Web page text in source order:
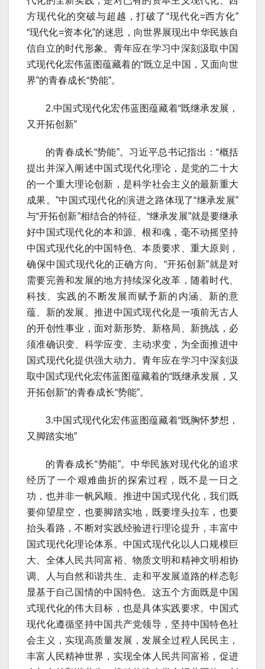
方现代化的突破与超越，打破了“现代化=西方化”
“现代化=资本化”的迷思，向世界展现出中华民族自
信自立的时代形象。青年应在学习中深刻汲取中国
式现代化宏伟蓝图蕴藏着的“既立足中国，又面向世
界”的青春成长“势能”。
2.中国式现代化宏伟蓝图蕴藏着“既继承发展，
又开拓创新”
的青春成长“势能”。习近平总书记指出：“概括
提出并深入阐述中国式现代化理论，是党的二十大
的一个重大理论创新，是科学社会主义的最新重大
成果。”中国式现代化的演进之路体现了“继承发展”
与“开拓创新”相结合的特征。“继承发展”就是要继承
好中国式现代化的本和源、根和魂，毫不动摇坚持
中国式现代化的中国特色、本质要求、重大原则，
确保中国式现代化的正确方向。“开拓创新”就是对
需要完善和发展的地方持续深化改革，随着时代、
科技、实践的不断发展而赋予新的内涵、新的意
蕴、新的发展。推进中国式现代化是一项前无古人
的开创性事业，面对新形势、新格局、新挑战，必
须准确识变、科学应变、主动求变，为全面推进中
国式现代化提供强大动力。青年应在学习中深刻汲
取中国式现代化宏伟蓝图蕴藏着的“既继承发展，又
开拓创新”的青春成长“势能”。
3.中国式现代化宏伟蓝图蕴藏着“既胸怀梦想，
又脚踏实地”
的青春成长“势能”。中华民族对现代化的追求
经历了一个艰难曲折的探索过程，既不是一日之
功，也并非一帆风顺。推进中国式现代化，我们既
要仰望星空，也要脚踏实地，既要埋头拉车，也要
抬头看路，不断对实践经验进行理论提升，丰富中
国式现代化理论体系。中国式现代化以人口规模巨
大、全体人民共同富裕、物质文明和精神文明相协
调、人与自然和谐共生、走和平发展道路的样态彰
显基于自己国情的中国特色。这五个方面既是中国
式现代化的伟大目标，也是具体实践要求。中国式
现代化遵循坚持中国共产党领导，坚持中国特色社
会主义，实现高质量发展，发展全过程人民民主，
丰富人民精神世界，实现全体人民共同富裕，促进